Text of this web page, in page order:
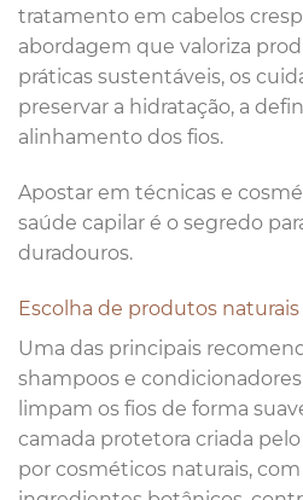
tratamento em cabelos
abordagem que valoriza
práticas sustentáveis, os
preservar a hidratação, a
alinhamento dos fios.
Apostar em técnicas e
saúde capilar é o segredo
duradouros.
Escolha de produtos
Uma das principais
shampoos e
limpam os fios de forma
camada protetora criada
por cosméticos naturais,